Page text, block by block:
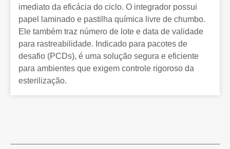
imediato da eficácia do ciclo. O integrador possui
papel laminado e pastilha química livre de chumbo.
Ele também traz número de lote e data de validade
para rastreabilidade. Indicado para pacotes de
desafio (PCDs), é uma solução segura e eficiente
para ambientes que exigem controle rigoroso da
esterilização.